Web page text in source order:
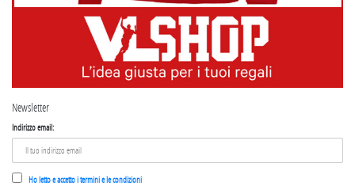
Newsletter
Indirizzo email:
Ho letto e accetto i termini e le condizioni